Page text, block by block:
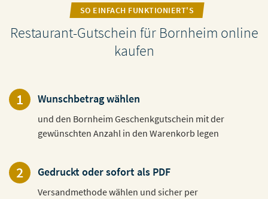
SO EINFACH FUNKTIONIERT'S
Restaurant-Gutschein für Bornheim online
kaufen
1 Wunschbetrag wählen
und den Bornheim Geschenkgutschein mit der
gewünschten Anzahl in den Warenkorb legen
2 Gedruckt oder sofort als PDF
Versandmethode wählen und sicher per